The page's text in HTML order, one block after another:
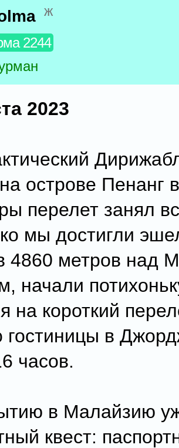
ж
2244
2023
острове Пенанг
перелет занял
мы достигли
4860 метров над
начали
на короткий
гостиницы в
часов.
в Малайзию
квест: